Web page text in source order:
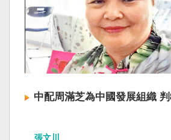
中配周滿芝為中國發展組織
張文川